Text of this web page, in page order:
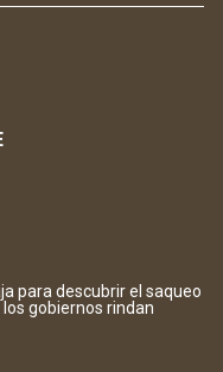
para descubrir el saqueo
gobiernos rindan